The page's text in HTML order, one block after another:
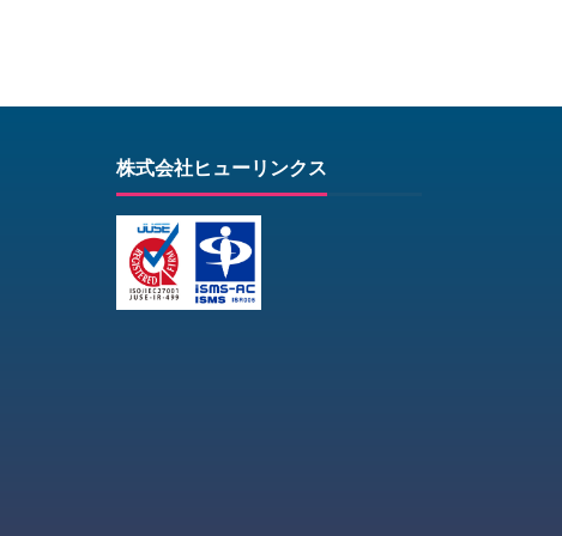
株式会社ヒューリンクス